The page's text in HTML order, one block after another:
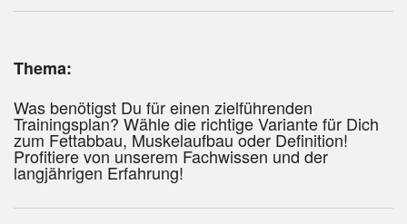
Thema:
Was benötigst Du für einen zielführenden
Trainingsplan? Wähle die richtige Variante für Dich
zum Fettabbau, Muskelaufbau oder Definition!
Profitiere von unserem Fachwissen und der
langjährigen Erfahrung!